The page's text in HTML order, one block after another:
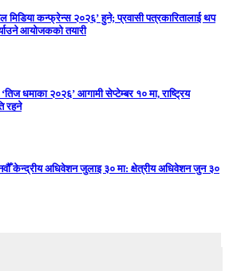
मिडिया कन्फ्रेन्स २०२६’ हुने; प्रवासी पत्रकारितालाई थप
आयोजकको तयारी
धमाका २०२६’ आगामी सेप्टेम्बर १० मा, राष्ट्रिय
रहने
केन्द्रीय अधिवेशन जुलाइ ३० मा: क्षेत्रीय अधिवेशन जुन ३०